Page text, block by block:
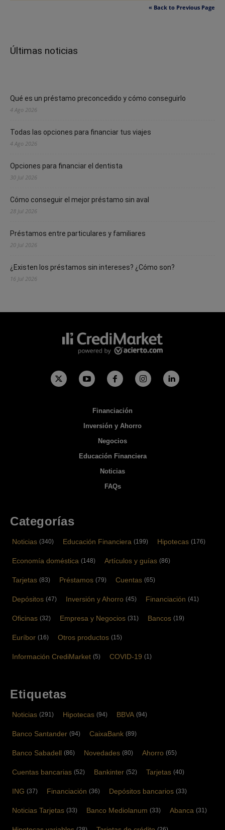
« Back to Previous Page
Últimas noticias
Qué es un préstamo preconcedido y cómo conseguirlo
4 Ago 2026
Todas las opciones para financiar tus viajes
4 Ago 2026
Opciones para financiar el dentista
30 Jul 2026
Cómo conseguir el mejor préstamo sin aval
28 Jul 2026
Préstamos entre particulares y familiares
20 Jul 2026
¿Existen los préstamos sin intereses? ¿Cómo son?
16 Jul 2026
Financiación
Inversión y Ahorro
Negocios
Educación Financiera
Noticias
FAQs
Categorías
Noticias (340) Educación Financiera (199) Hipotecas (176)
Economía doméstica (148) Artículos y guías (86)
Tarjetas (83) Préstamos (79) Cuentas (65)
Depósitos (47) Inversión y Ahorro (45) Financiación (41)
Oficinas (32) Empresa y Negocios (31) Bancos (19)
Euríbor (16) Otros productos (15)
Información CrediMarket (5) COVID-19 (1)
Etiquetas
Noticias (291) Hipotecas (94) BBVA (94)
Banco Santander (94) CaixaBank (89)
Banco Sabadell (86) Novedades (80) Ahorro (65)
Cuentas bancarias (52) Bankinter (52) Tarjetas (40)
ING (37) Financiación (36) Depósitos bancarios (33)
Noticias Tarjetas (33) Banco Mediolanum (33) Abanca (31)